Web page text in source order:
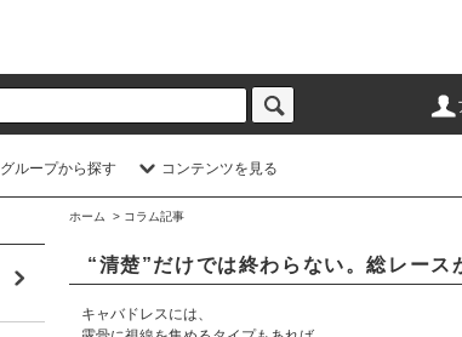
グループから探す コンテンツを見る
ホーム > コラム記事
“清楚”だけでは終わらない。総レース
キャバドレスには、